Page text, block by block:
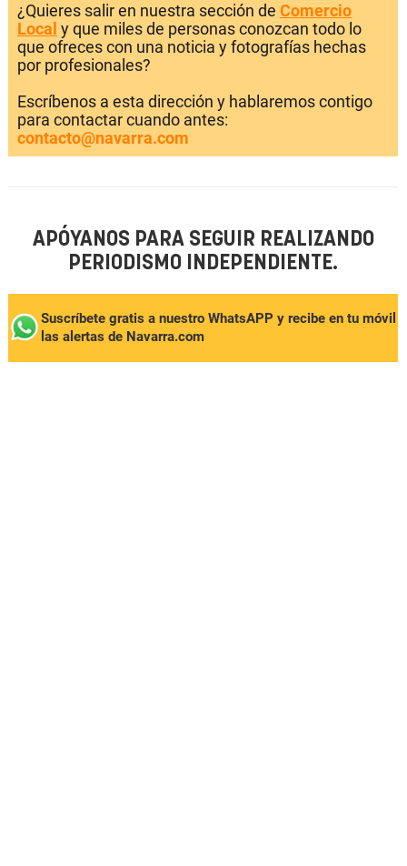
¿Quieres salir en nuestra sección de Comercio
Local y que miles de personas conozcan todo lo
que ofreces con una noticia y fotografías hechas
por profesionales?
Escríbenos a esta dirección y hablaremos contigo
para contactar cuando antes:
contacto@navarra.com
APÓYANOS PARA SEGUIR REALIZANDO
PERIODISMO INDEPENDIENTE.
Suscríbete gratis a nuestro WhatsAPP y recibe en tu móvil
las alertas de Navarra.com